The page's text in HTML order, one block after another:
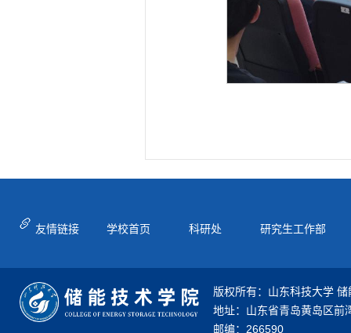
友情链接 学校首页 科研处 研究生工作部
版权所有：山东科技大学
地址：山东省青岛黄岛区前
邮编：266590